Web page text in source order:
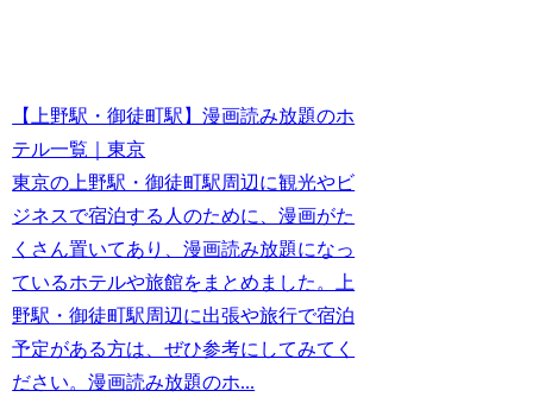
【上野駅・御徒町駅】漫画読み放題のホ
テル一覧｜東京
東京の上野駅・御徒町駅周辺に観光やビ
ジネスで宿泊する人のために、漫画がた
くさん置いてあり、漫画読み放題になっ
ているホテルや旅館をまとめました。上
野駅・御徒町駅周辺に出張や旅行で宿泊
予定がある方は、ぜひ参考にしてみてく
ださい。漫画読み放題のホ...